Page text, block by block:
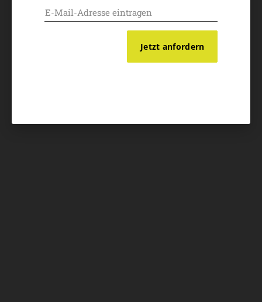
Jetzt anfordern